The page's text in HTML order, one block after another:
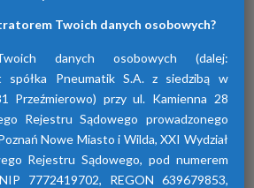
powietrza, dostarczając
się więcej
Twoich danych osobowych?
danych osobowych (dalej:
spółka Pneumatik S.A. z siedzibą w
Przeźmierowo) przy ul. Kamienna 28
Rejestru Sądowego prowadzonego
Nowe Miasto i Wilda, XXI Wydział
Rejestru Sądowego, pod numerem
7772419702, REGON 639679853,